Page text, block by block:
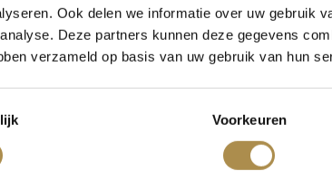
Ook delen we informatie over uw gebruik
Deze partners kunnen deze gegevens
verzameld op basis van uw gebruik van hun
Voorkeuren